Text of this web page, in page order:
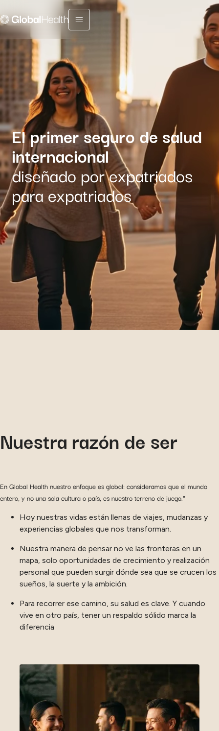
Menu fermé
El primer seguro de salud
internacional
diseñado por expatriados
para expatriados
Nuestra razón de ser
En Global Health nuestro enfoque es global: consideramos que el mundo
entero, y no una sola cultura o país, es nuestro terreno de juego.”
Hoy nuestras vidas están llenas de viajes, mudanzas y
experiencias globales que nos transforman.
Nuestra manera de pensar no ve las fronteras en un
mapa, solo oportunidades de crecimiento y realización
personal que pueden surgir dónde sea que se crucen los
sueños, la suerte y la ambición.
Para recorrer ese camino, su salud es clave. Y cuando
vive en otro país, tener un respaldo sólido marca la
diferencia